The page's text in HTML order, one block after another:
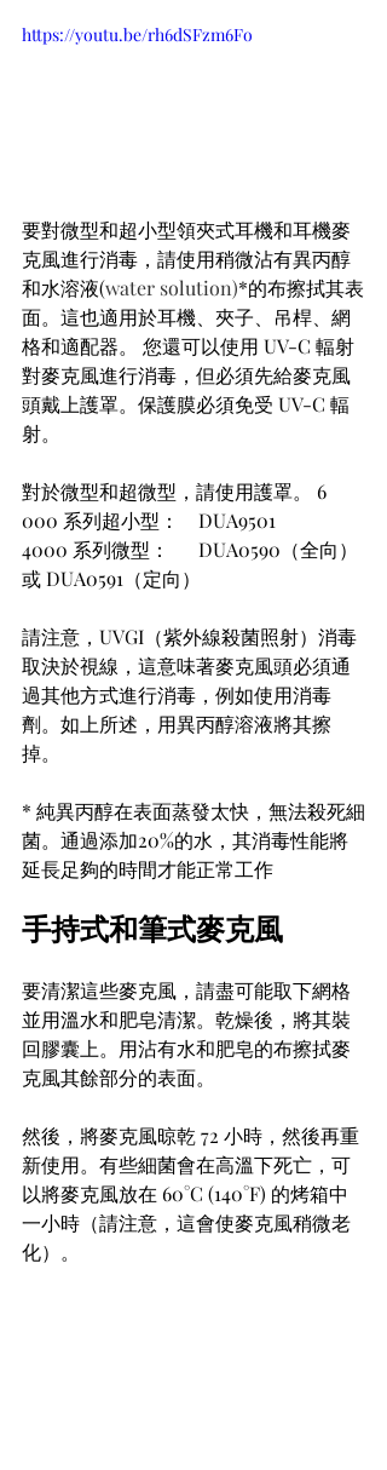
https://youtu.be/rh6dSFzm6Fo
要對微型和超小型領夾式耳機和耳機麥
克風進行消毒，請使用稍微沾有異丙醇
和水溶液(water solution)*的布擦拭其表
面。這也適用於耳機、夾子、吊桿、網
格和適配器。 您還可以使用 UV-C 輻射
對麥克風進行消毒，但必須先給麥克風
頭戴上護罩。保護膜必須免受 UV-C 輻
射。
對於微型和超微型，請使用護罩。 6
000 系列超小型：    DUA9501
4000 系列微型：      DUA0590（全向）
或 DUA0591（定向）
請注意，UVGI（紫外線殺菌照射）消毒
取決於視線，這意味著麥克風頭必須通
過其他方式進行消毒，例如使用消毒
劑。如上所述，用異丙醇溶液將其擦
掉。
* 純異丙醇在表面蒸發太快，無法殺死細
菌。通過添加20%的水，其消毒性能將
延長足夠的時間才能正常工作
手持式和筆式麥克風
要清潔這些麥克風，請盡可能取下網格
並用溫水和肥皂清潔。乾燥後，將其裝
回膠囊上。用沾有水和肥皂的布擦拭麥
克風其餘部分的表面。
然後，將麥克風晾乾 72 小時，然後再重
新使用。有些細菌會在高溫下死亡，可
以將麥克風放在 60°C (140°F) 的烤箱中
一小時（請注意，這會使麥克風稍微老
化）。